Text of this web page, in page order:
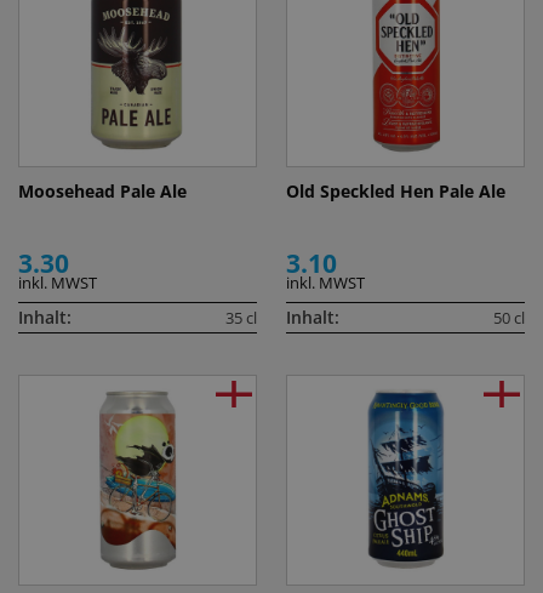
Moosehead Pale Ale
3.30
inkl. MWST
Inhalt: 35 cl
Old Speckled Hen Pale Ale
3.10
inkl. MWST
Inhalt: 50 cl